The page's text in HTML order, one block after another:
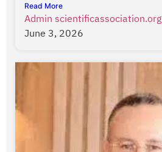
Read More
Admin scientificassociation.org
June 3, 2026